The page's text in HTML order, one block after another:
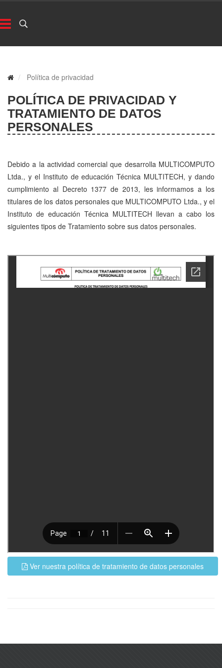
Política de privacidad
POLÍTICA DE PRIVACIDAD Y
TRATAMIENTO DE DATOS
PERSONALES
Debido a la actividad comercial que desarrolla MULTICOMPUTO
Ltda., y el Instituto de educación Técnica MULTITECH, y dando
cumplimiento al Decreto 1377 de 2013, les informamos a los
titulares de los datos personales que MULTICOMPUTO Ltda., y el
Instituto de educación Técnica MULTITECH llevan a cabo los
siguientes tipos de Tratamiento sobre sus datos personales.
Ver nuestra política de tratamiento de datos personales